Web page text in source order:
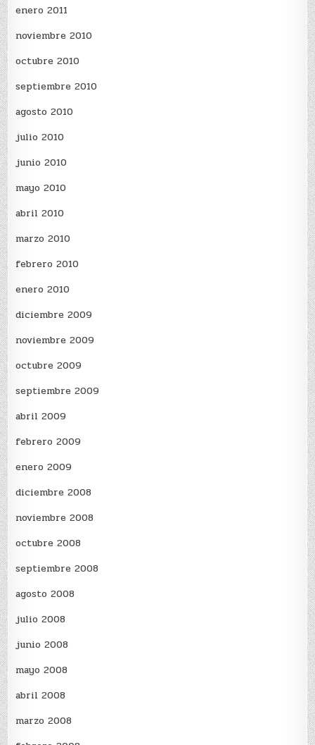
enero 2011
noviembre 2010
octubre 2010
septiembre 2010
agosto 2010
julio 2010
junio 2010
mayo 2010
abril 2010
marzo 2010
febrero 2010
enero 2010
diciembre 2009
noviembre 2009
octubre 2009
septiembre 2009
abril 2009
febrero 2009
enero 2009
diciembre 2008
noviembre 2008
octubre 2008
septiembre 2008
agosto 2008
julio 2008
junio 2008
mayo 2008
abril 2008
marzo 2008